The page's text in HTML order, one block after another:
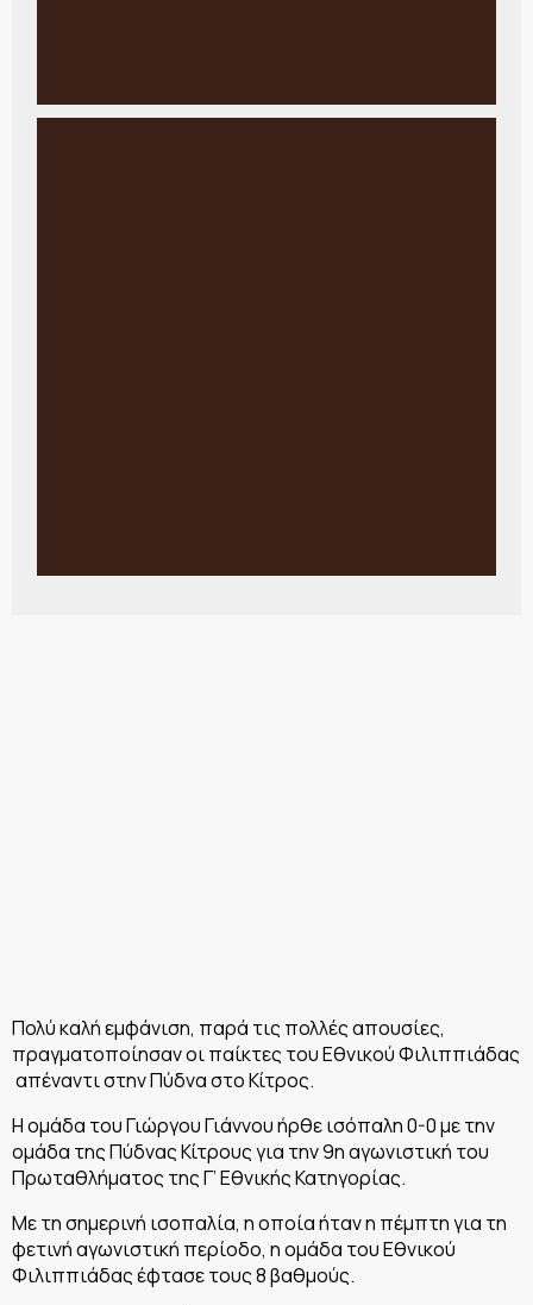
Πολύ καλή εμφάνιση, παρά τις πολλές απουσίες,
πραγματοποίησαν οι παίκτες του Εθνικού Φιλιππιάδας
απέναντι στην Πύδνα στο Κίτρος.
Η ομάδα του Γιώργου Γιάννου ήρθε ισόπαλη 0-0 με την
ομάδα της Πύδνας Κίτρους για την 9η αγωνιστική του
Πρωταθλήματος της Γ’ Εθνικής Κατηγορίας.
Με τη σημερινή ισοπαλία, η οποία ήταν η πέμπτη για τη
φετινή αγωνιστική περίοδο, η ομάδα του Εθνικού
Φιλιππιάδας έφτασε τους 8 βαθμούς.